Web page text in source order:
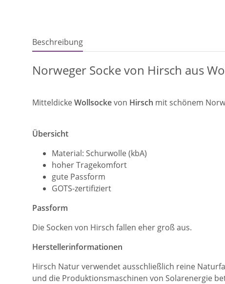
Beschreibung
Norweger Socke von Hirsch aus
MitteldickeWollsockevon Hirsch mit schönem
Übersicht
Material: Schurwolle (kbA)
hoher Tragekomfort
gute Passform
GOTS-zertifiziert
Passform
Die Socken von Hirsch fallen eher groß aus.
Herstellerinformationen
Hirsch Natur verwendet ausschließlich reine
und die Produktionsmaschinen von Solarenergie